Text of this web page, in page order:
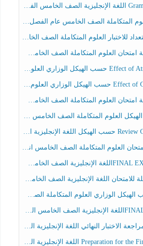
الصف الخامس عام الفصل الدراسي الثالث 2025-2026
العلوم المتكاملة الصف الخامس عام الفصل الثالث
المتكاملة الصف الخامس انسبير الفصل الثالث
العلوم المتكاملة الصف الخامس عام الفصل الثالث
المتكاملة الصف الخامس انسبير الفصل الثالث
العلوم المتكاملة الصف الخامس انسبير الفصل الثالث
اللغة الإنجليزية الصف الخامس الفصل الثالث
العلوم المتكاملة الصف الخامس عام الفصل الثالث
النهائي اللغة الإنجليزية الصف الرابع الفصل الثالث